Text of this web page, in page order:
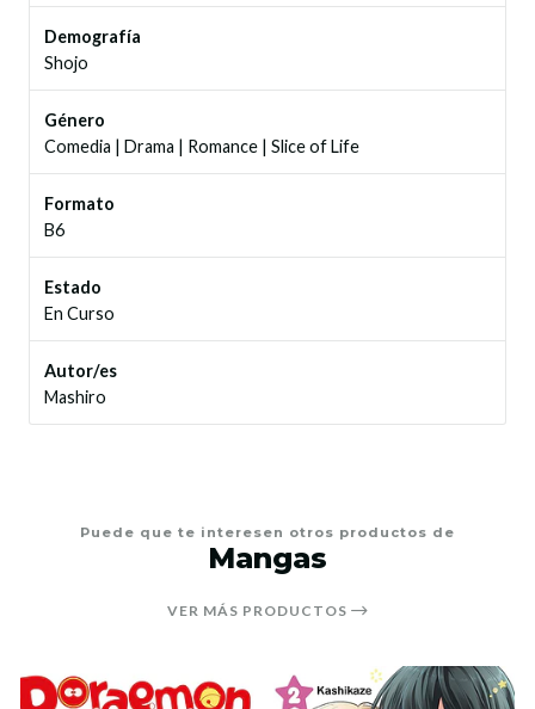
Demografía
Shojo
Género
Comedia | Drama | Romance | Slice of Life
Formato
B6
Estado
En Curso
Autor/es
Mashiro
Puede que te interesen otros productos de
Mangas
VER MÁS PRODUCTOS